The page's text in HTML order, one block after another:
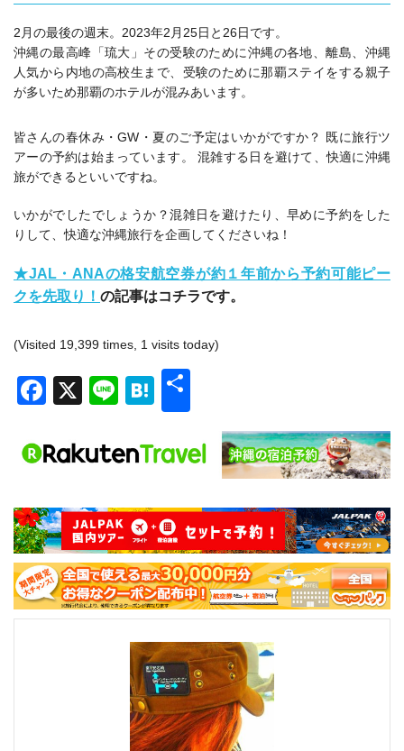
2月の最後の週末。2023年2月25日と26日です。
沖縄の最高峰「琉大」その受験のために沖縄の各地、離島、沖縄
人気から内地の高校生まで、受験のために那覇ステイをする親子
が多いため那覇のホテルが混みあいます。
皆さんの春休み・GW・夏のご予定はいかがですか？ 既に旅行ツ
アーの予約は始まっています。 混雑する日を避けて、快適に沖縄
旅ができるといいですね。
いかがでしたでしょうか？混雑日を避けたり、早めに予約をした
りして、快適な沖縄旅行を企画してくださいね！
★JAL・ANAの格安航空券が約１年前から予約可能ピー
クを先取り！ の記事はコチラです。
(Visited 19,399 times, 1 visits today)
Facebook
X LineHatena